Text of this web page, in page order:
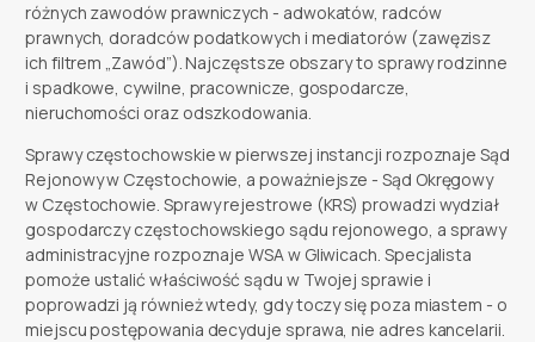
różnych zawodów prawniczych - adwokatów, radców
prawnych, doradców podatkowych i mediatorów (zawęzisz
ich filtrem „Zawód”). Najczęstsze obszary to sprawy rodzinne
i spadkowe, cywilne, pracownicze, gospodarcze,
nieruchomości oraz odszkodowania.
Sprawy częstochowskie w pierwszej instancji rozpoznaje Sąd
Rejonowy w Częstochowie, a poważniejsze - Sąd Okręgowy
w Częstochowie. Sprawy rejestrowe (KRS) prowadzi wydział
gospodarczy częstochowskiego sądu rejonowego, a sprawy
administracyjne rozpoznaje WSA w Gliwicach. Specjalista
pomoże ustalić właściwość sądu w Twojej sprawie i
poprowadzi ją również wtedy, gdy toczy się poza miastem - o
miejscu postępowania decyduje sprawa, nie adres kancelarii.